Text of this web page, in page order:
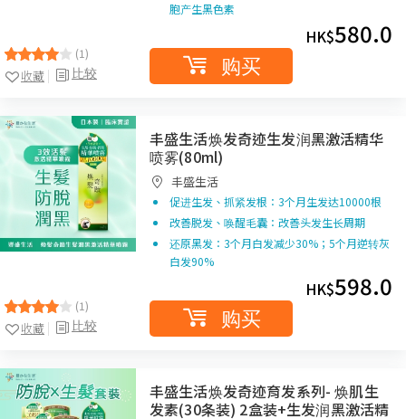
(1)
比较
收藏
胞产生黑色素
HK$580.0
购买
(1)
比较
收藏
丰盛生活焕发奇迹生发润黑激活精华
喷雾(80ml)
丰盛生活
促进生发、抓紧发根：3个月生发达10000根
改善脱发、唤醒毛囊：改善头发生长周期
还原黑发：3个月白发减少30%；5个月逆转灰
白发90%
HK$598.0
购买
丰盛生活焕发奇迹育发系列- 焕肌生
发素(30条装) 2盒装+生发润黑激活精